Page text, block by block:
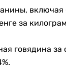
включая
за
говядина за